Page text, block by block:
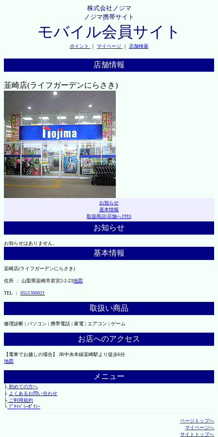
株式会社ノジマ
ノジマ携帯サイト
モバイル会員サイト
ポイント ｜ マイページ ｜ 店舗検索
店舗情報
韮崎店(ライフガーデンにらさき)
お知らせ
基本情報
取扱商品|店舗へｱｸｾｽ
お知らせ
お知らせはありません。
基本情報
韮崎店(ライフガーデンにらさき)
住所 ： 山梨県韮崎市若宮2-2-23地図
TEL ： 0551300021
取扱い商品
修理診断 | パソコン | 携帯電話 | 家電 | エアコン | ゲーム
お店へのアクセス
【電車でお越しの場合】 JR中央本線韮崎駅より徒歩6分
地図
メニュー
├初めての方へ
├ よくあるお問い合わせ
├ご利用規約
└ﾌﾟﾗｲﾊﾞｼｰﾎﾟﾘｼｰ
ページトップへ
マイページへ
サイトトップへ